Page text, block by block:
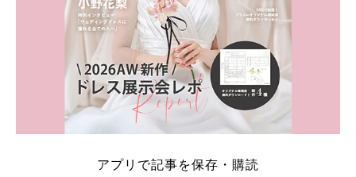
アプリで記事を保存・購読